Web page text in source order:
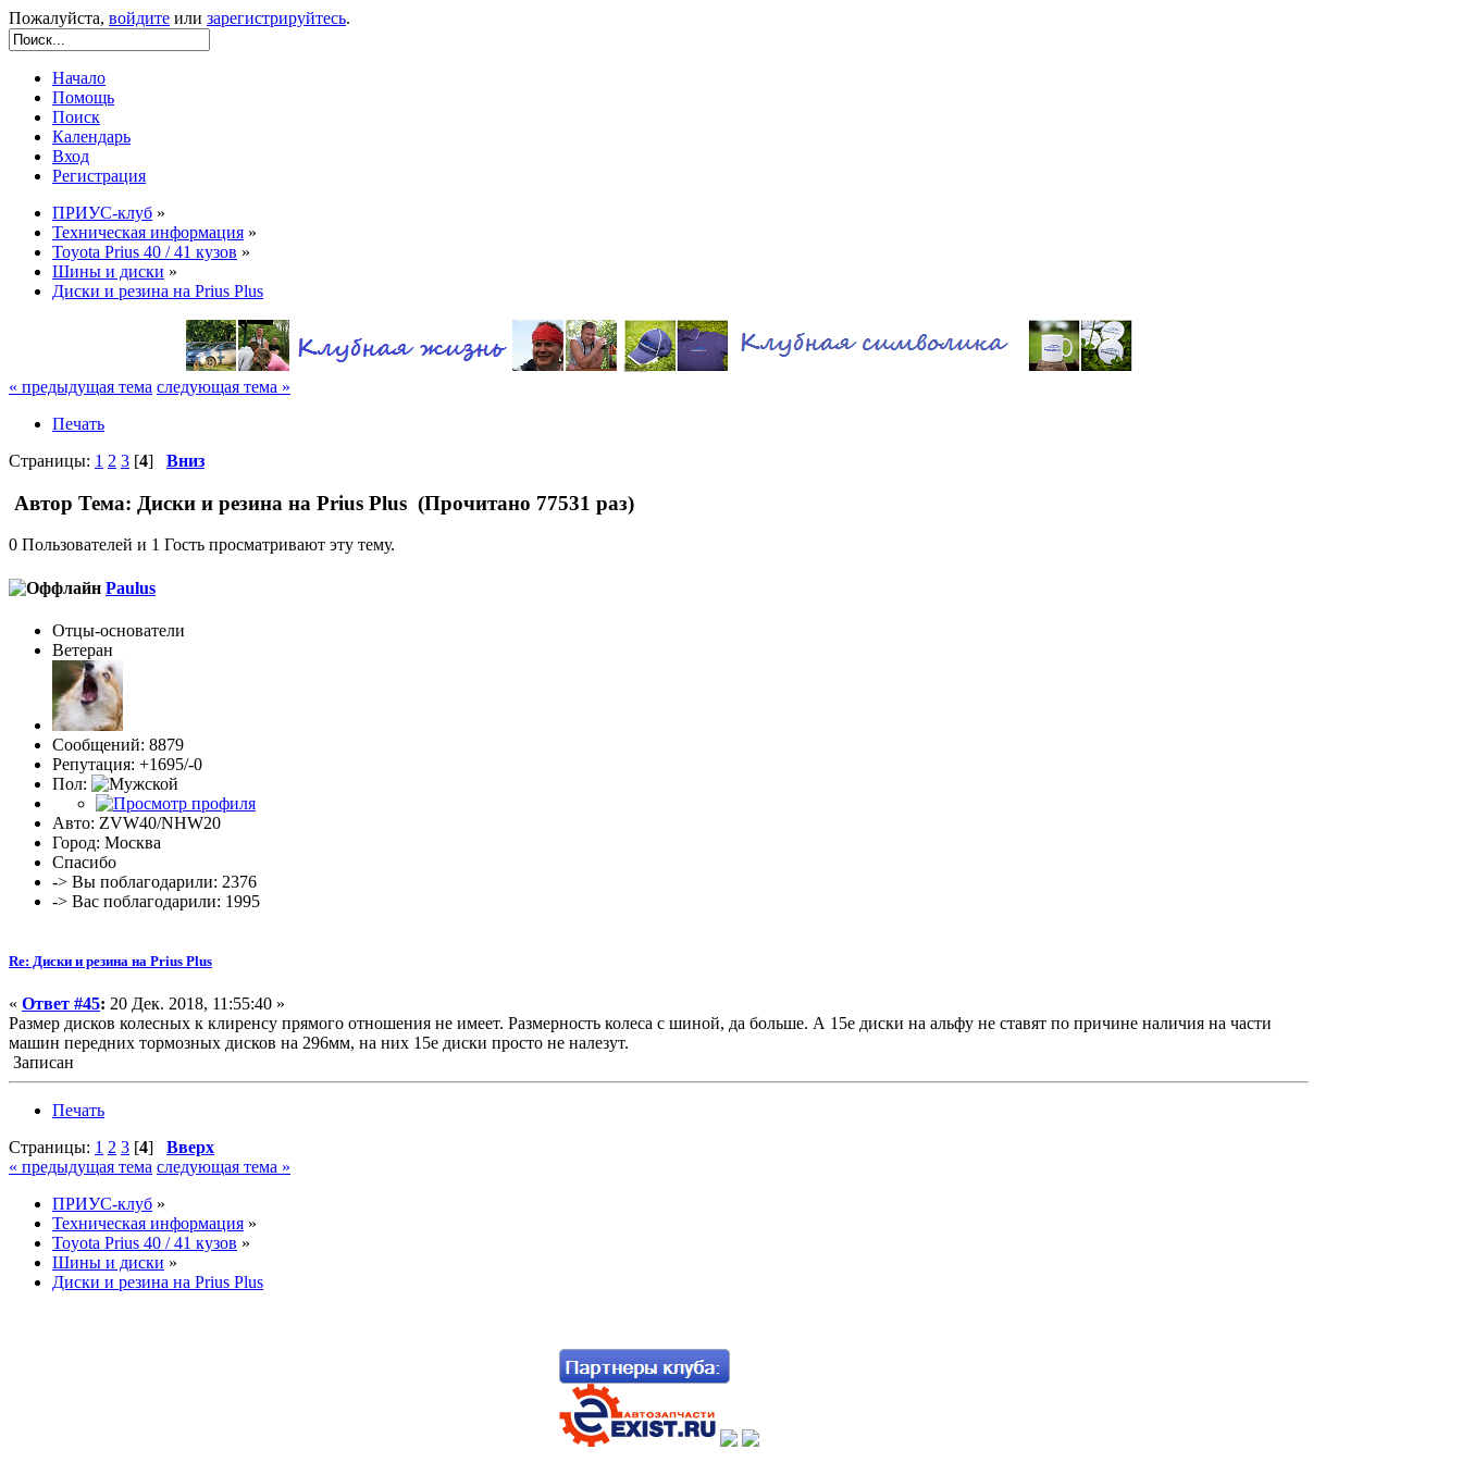
Пожалуйста, войдите или зарегистрируйтесь.
Начало
Помощь
Поиск
Календарь
Вход
Регистрация
ПРИУС-клуб »
Техническая информация »
Toyota Prius 40 / 41 кузов »
Шины и диски »
Диски и резина на Prius Plus
« предыдущая тема следующая тема »
Печать
Страницы: 1 2 3 [4] Вниз
Автор Тема: Диски и резина на Prius Plus (Прочитано 77531 раз)
0 Пользователей и 1 Гость просматривают эту тему.
Paulus
Отцы-основатели
Ветеран
Сообщений: 8879
Репутация: +1695/-0
Пол:
Авто: ZVW40/NHW20
Город: Москва
Спасибо
-> Вы поблагодарили: 2376
-> Вас поблагодарили: 1995
Re: Диски и резина на Prius Plus
« Ответ #45: 20 Дек. 2018, 11:55:40 »
Размер дисков колесных к клиренсу прямого отношения не имеет. Размерность колеса с шиной, да больше. А 15е диски на альфу не ставят по причине наличия на части
машин передних тормозных дисков на 296мм, на них 15е диски просто не налезут.
Записан
Печать
Страницы: 1 2 3 [4] Вверх
« предыдущая тема следующая тема »
ПРИУС-клуб »
Техническая информация »
Toyota Prius 40 / 41 кузов »
Шины и диски »
Диски и резина на Prius Plus